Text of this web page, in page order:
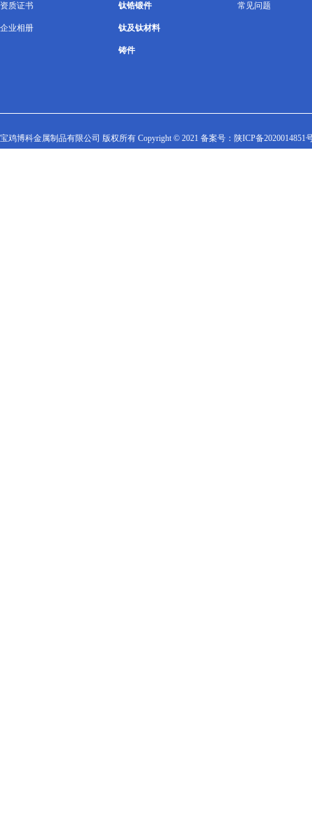
资质证书
企业相册
钛锆锻件
钛及钛材料
铸件
常见问题
宝鸡博科金属制品有限公司 版权所有 Copyright © 2021 备案号： 陕ICP备2020014851